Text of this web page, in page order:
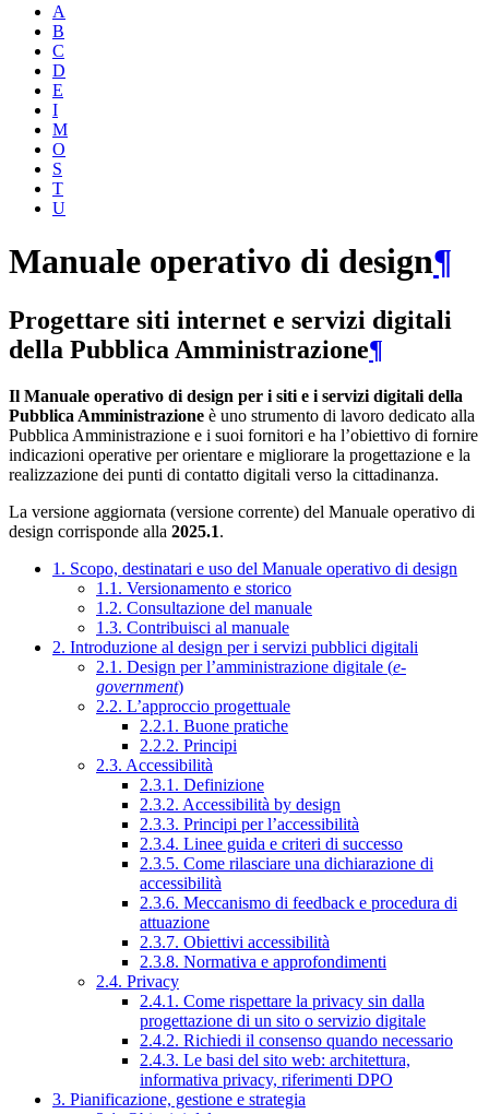
A
B
C
D
E
I
M
O
S
T
U
Manuale operativo di design¶
Progettare siti internet e servizi digitali
della Pubblica Amministrazione¶
Il Manuale operativo di design per i siti e i servizi digitali della
Pubblica Amministrazione è uno strumento di lavoro dedicato alla
Pubblica Amministrazione e i suoi fornitori e ha l’obiettivo di fornire
indicazioni operative per orientare e migliorare la progettazione e la
realizzazione dei punti di contatto digitali verso la cittadinanza.
La versione aggiornata (versione corrente) del Manuale operativo di
design corrisponde alla 2025.1.
1. Scopo, destinatari e uso del Manuale operativo di design
1.1. Versionamento e storico
1.2. Consultazione del manuale
1.3. Contribuisci al manuale
2. Introduzione al design per i servizi pubblici digitali
2.1. Design per l’amministrazione digitale (e-
government)
2.2. L’approccio progettuale
2.2.1. Buone pratiche
2.2.2. Principi
2.3. Accessibilità
2.3.1. Definizione
2.3.2. Accessibilità by design
2.3.3. Principi per l’accessibilità
2.3.4. Linee guida e criteri di successo
2.3.5. Come rilasciare una dichiarazione di
accessibilità
2.3.6. Meccanismo di feedback e procedura di
attuazione
2.3.7. Obiettivi accessibilità
2.3.8. Normativa e approfondimenti
2.4. Privacy
2.4.1. Come rispettare la privacy sin dalla
progettazione di un sito o servizio digitale
2.4.2. Richiedi il consenso quando necessario
2.4.3. Le basi del sito web: architettura,
informativa privacy, riferimenti DPO
3. Pianificazione, gestione e strategia